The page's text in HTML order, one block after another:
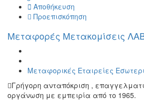
Αποθήκευση
Προεπισκόπηση
Μεταφορές Μετακομίσεις
Μεταφορικές Εταιρείες
Γρήγορη ανταπόκριση ,
οργάνωση με εμπειρία από το 1965.